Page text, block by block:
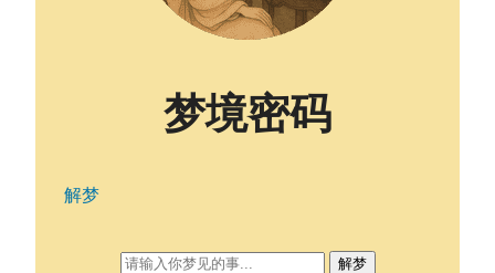
梦境密码
解梦
解梦